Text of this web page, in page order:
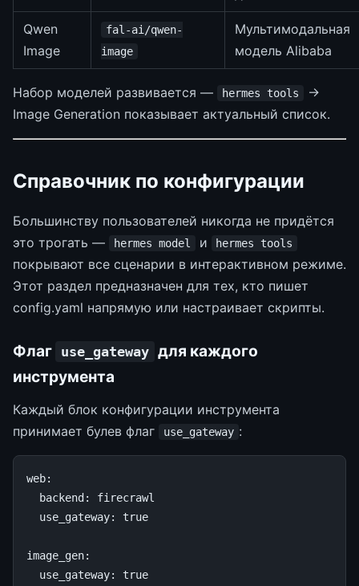
Qwen
Image
fal-ai/qwen-
image
Мультимодальная
модель Alibaba
Набор моделей развивается — hermes tools
→
Image Generation показывает актуальный список.
Справочник по конфигурации
Большинству пользователей никогда не придётся
это трогать —
hermes model и hermes tools
покрывают все сценарии в интерактивном режиме.
Этот раздел предназначен для тех, кто пишет
config.yaml напрямую или настраивает скрипты.
Флаг use_gateway для каждого
инструмента
Каждый блок конфигурации инструмента
принимает булев флаг
use_gateway :
web:
backend :
firecrawl
use_gateway: true
image_gen:
use_gateway: true